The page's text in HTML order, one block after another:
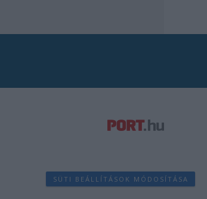
SÜTI BEÁLLÍTÁSOK MÓDOSÍTÁSA